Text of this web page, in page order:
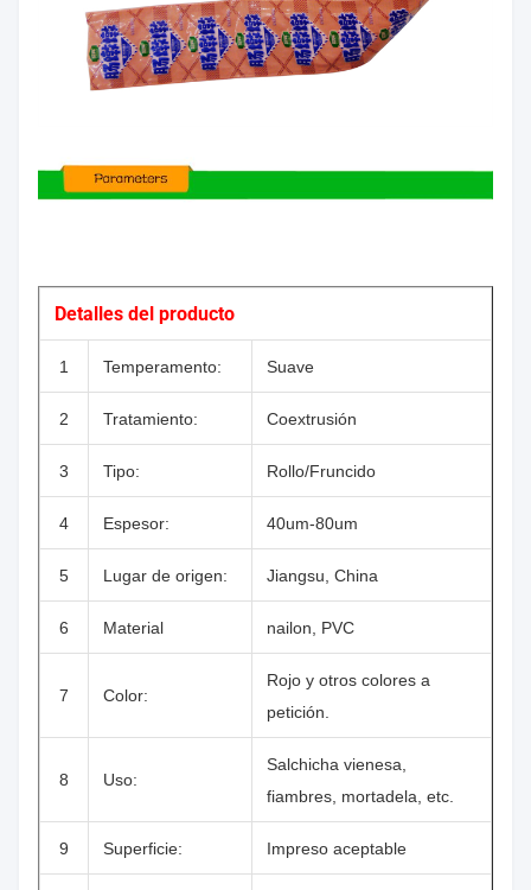
Detalles del producto
1 Temperamento: Suave
2 Tratamiento: Coextrusión
3 Tipo: Rollo/Fruncido
4 Espesor: 40um-80um
5 Lugar de origen: Jiangsu, China
6 Material nailon, PVC
7 Color:
Rojo y otros colores a
petición.
8 Uso:
Salchicha vienesa,
fiambres, mortadela, etc.
9 Superficie: Impreso aceptable